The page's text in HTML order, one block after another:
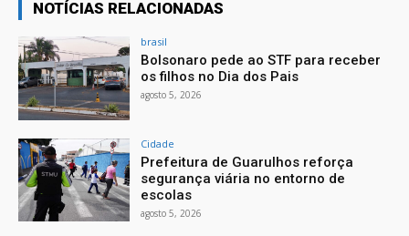
NOTÍCIAS RELACIONADAS
brasil
Bolsonaro pede ao STF para receber
os filhos no Dia dos Pais
agosto 5, 2026
Cidade
Prefeitura de Guarulhos reforça
segurança viária no entorno de
escolas
agosto 5, 2026